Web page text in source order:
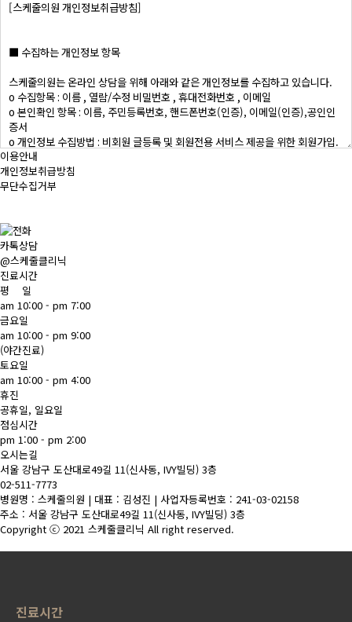
이용안내
개인정보취급방침
무단수집거부
카톡상담
@스케줄클리닉
진료시간
평 일
am 10:00 - pm 7:00
금요일
am 10:00 - pm 9:00
(야간진료)
토요일
am 10:00 - pm 4:00
휴진
공휴일, 일요일
점심시간
pm 1:00 - pm 2:00
오시는길
서울 강남구 도산대로49길 11(신사동, IVY빌딩) 3층
02-511-7773
병원명 : 스케줄의원 | 대표 : 김성진 | 사업자등록번호 : 241-03-02158
주소 : 서울 강남구 도산대로49길 11(신사동, IVY빌딩) 3층
Copyright ⓒ 2021 스케줄클리닉 All right reserved.
진료시간